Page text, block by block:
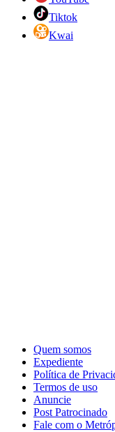
Tiktok
Kwai
Quem somos
Expediente
Política de
Termos de uso
Anuncie
Post Patrocinado
Fale com o